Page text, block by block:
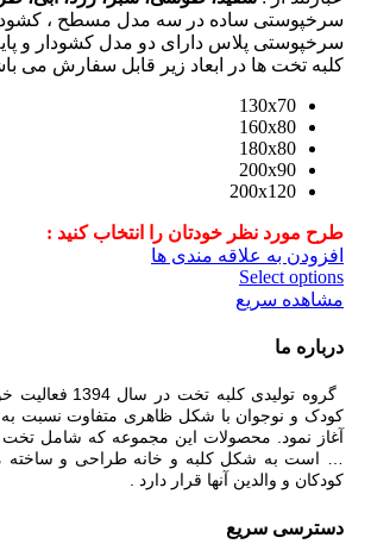
سرخپوستی ساده در سه مدل مسطح ، کشودار
سرخپوستی پلاس دارای دو مدل کشودار و
کلبه تخت ها در ابعاد زیر قابل سفارش می
130x70
160x80
180x80
200x90
200x120
طرح مورد نظر خودتان را انتخاب کنید :
افزودن به علاقه مندی ها
Select options
مشاهده سریع
درباره ما
گروه تولیدی
کودک و نوجوان با شکل ظاهری متفاوت نسبت
آغاز نمود. محصولات این مجموعه که شامل تخت
… است به شکل کلبه و خانه طراحی و ساخته
کودکان و والدین آنها قرار دارد .
دسترسی سریع